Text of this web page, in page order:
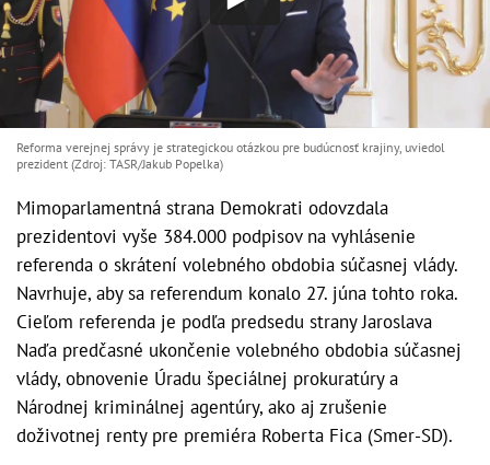
Reforma verejnej správy je strategickou otázkou pre budúcnosť krajiny, uviedol
prezident (Zdroj: TASR/Jakub Popelka)
Mimoparlamentná strana Demokrati odovzdala
prezidentovi vyše 384.000 podpisov na vyhlásenie
referenda o skrátení volebného obdobia súčasnej vlády.
Navrhuje, aby sa referendum konalo 27. júna tohto roka.
Cieľom referenda je podľa predsedu strany Jaroslava
Naďa predčasné ukončenie volebného obdobia súčasnej
vlády, obnovenie Úradu špeciálnej prokuratúry a
Národnej kriminálnej agentúry, ako aj zrušenie
doživotnej renty pre premiéra Roberta Fica (Smer-SD).